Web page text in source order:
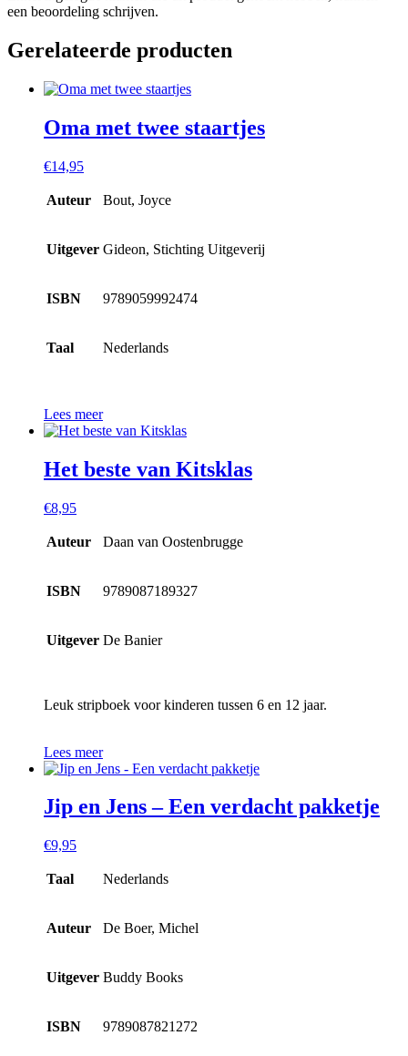
een beoordeling schrijven.
Gerelateerde producten
Oma met twee staartjes
€14,95
Auteur Bout, Joyce
Uitgever Gideon, Stichting Uitgeverij
ISBN 9789059992474
Taal Nederlands
Lees meer
Het beste van Kitsklas
€8,95
Auteur Daan van Oostenbrugge
ISBN 9789087189327
Uitgever De Banier
Leuk stripboek voor kinderen tussen 6 en 12 jaar.
Lees meer
Jip en Jens – Een verdacht pakketje
€9,95
Taal Nederlands
Auteur De Boer, Michel
Uitgever Buddy Books
ISBN 9789087821272